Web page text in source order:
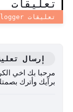
تعليقات
إرسال
مرحبا بك اخي
برآيك وأترك